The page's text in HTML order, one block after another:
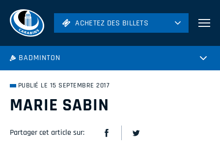
ACHETEZ DES BILLETS
ACHETEZ DES BILLETS
BADMINTON
PUBLIÉ LE 15 SEPTEMBRE 2017
MARIE SABIN
Partager cet article sur: